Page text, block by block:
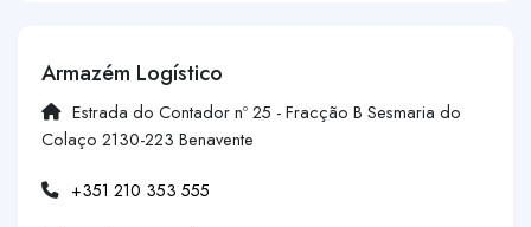
Armazém Logístico
Estrada do Contador nº 25 - Fracção B Sesmaria do
Colaço 2130-223 Benavente
+351 210 353 555